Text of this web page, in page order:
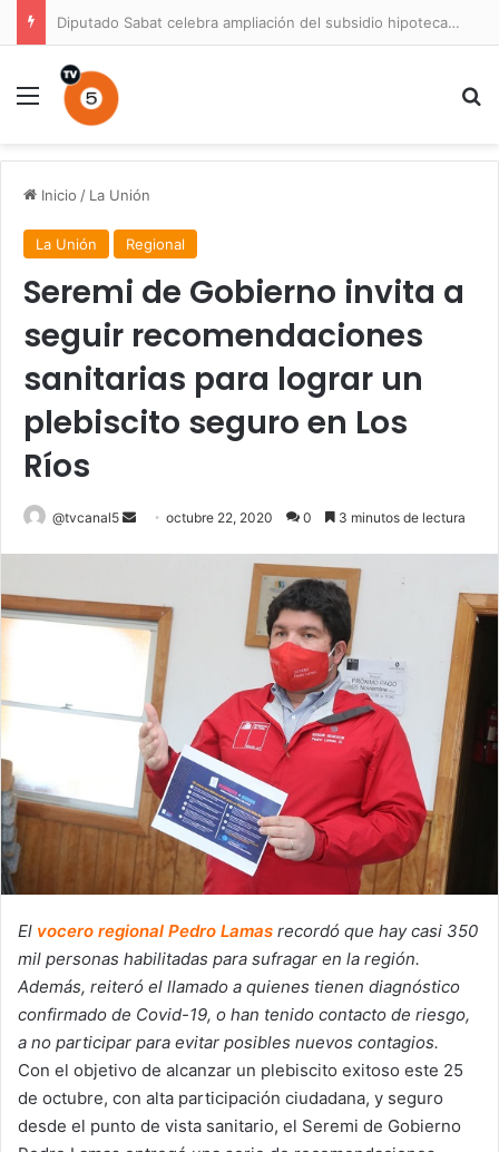
Diputado Sabat celebra ampliación del subsidio hipotecario con viviendas de hasta 6.000 UF
Menú
Inicio / La Unión
La Unión Regional
Seremi de Gobierno invita a
seguir recomendaciones
sanitarias para lograr un
plebiscito seguro en Los
Ríos
@tvcanal5
Sendoctubre 22, 2020 0 3 minutos de lectura
El vocero regional Pedro Lamas recordó que hay casi 350
mil personas habilitadas para sufragar en la región.
Además, reiteró el llamado a quienes tienen diagnóstico
confirmado de Covid-19, o han tenido contacto de riesgo,
a no participar para evitar posibles nuevos contagios.
Con el objetivo de alcanzar un plebiscito exitoso este 25
de octubre, con alta participación ciudadana, y seguro
desde el punto de vista sanitario, el Seremi de Gobierno